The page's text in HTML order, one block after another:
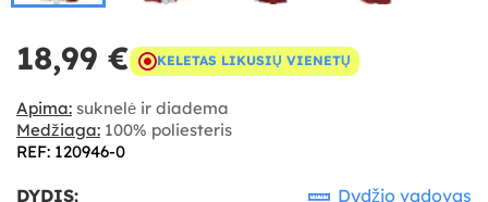
18,99 € KELETAS LIKUSIŲ VIENETŲ
Apima: suknelė ir diadema
Medžiaga: 100% poliesteris
REF: 120946-0
DYDIS: Dydžio vadovas